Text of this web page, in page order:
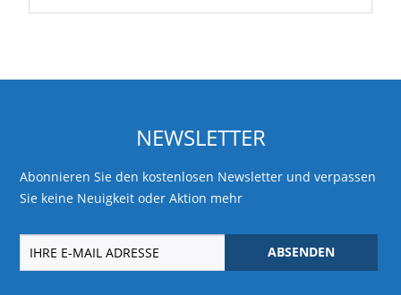
NEWSLETTER
Abonnieren Sie den kostenlosen Newsletter und verpassen
Sie keine Neuigkeit oder Aktion mehr
ABSENDEN